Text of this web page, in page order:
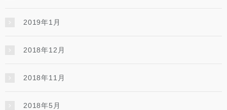
2019年1月
2018年12月
2018年11月
2018年5月